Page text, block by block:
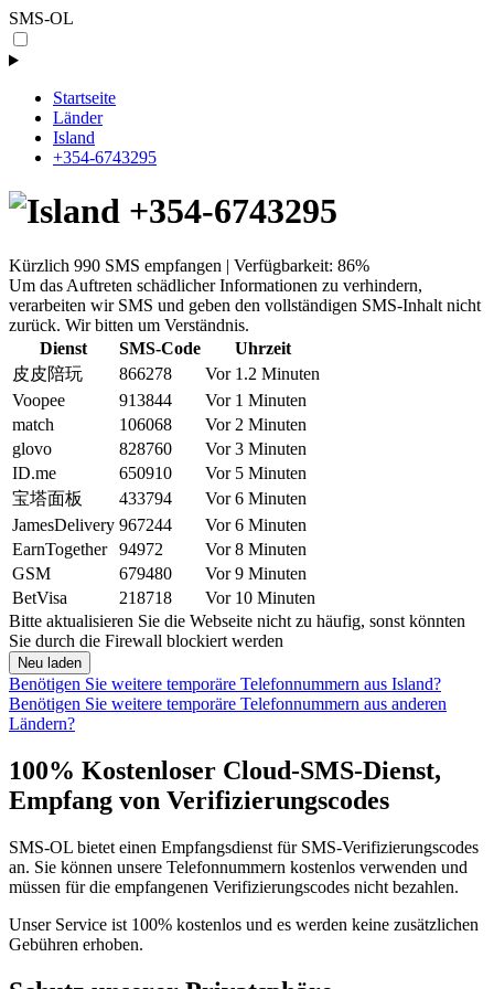
SMS-OL
Startseite
Länder
Island
+354-6743295
+354-6743295
Kürzlich 990 SMS empfangen | Verfügbarkeit: 86%
Um das Auftreten schädlicher Informationen zu verhindern,
verarbeiten wir SMS und geben den vollständigen SMS-Inhalt nicht
zurück. Wir bitten um Verständnis.
Dienst
SMS-Code
Uhrzeit
皮皮陪玩
866278
Vor 1.2 Minuten
Voopee
913844
Vor 1 Minuten
match
106068
Vor 2 Minuten
glovo
828760
Vor 3 Minuten
ID.me
650910
Vor 5 Minuten
宝塔面板
433794
Vor 6 Minuten
JamesDelivery 967244
Vor 6 Minuten
EarnTogether
94972
Vor 8 Minuten
GSM
679480
Vor 9 Minuten
BetVisa
218718
Vor 10 Minuten
Bitte aktualisieren Sie die Webseite nicht zu häufig, sonst könnten
Sie durch die Firewall blockiert werden
Neu laden
Benötigen Sie weitere temporäre Telefonnummern aus Island?
Benötigen Sie weitere temporäre Telefonnummern aus anderen
Ländern?
100% Kostenloser Cloud-SMS-Dienst,
Empfang von Verifizierungscodes
SMS-OL bietet einen Empfangsdienst für SMS-Verifizierungscodes
an. Sie können unsere Telefonnummern kostenlos verwenden und
müssen für die empfangenen Verifizierungscodes nicht bezahlen.
Unser Service ist 100% kostenlos und es werden keine zusätzlichen
Gebühren erhoben.